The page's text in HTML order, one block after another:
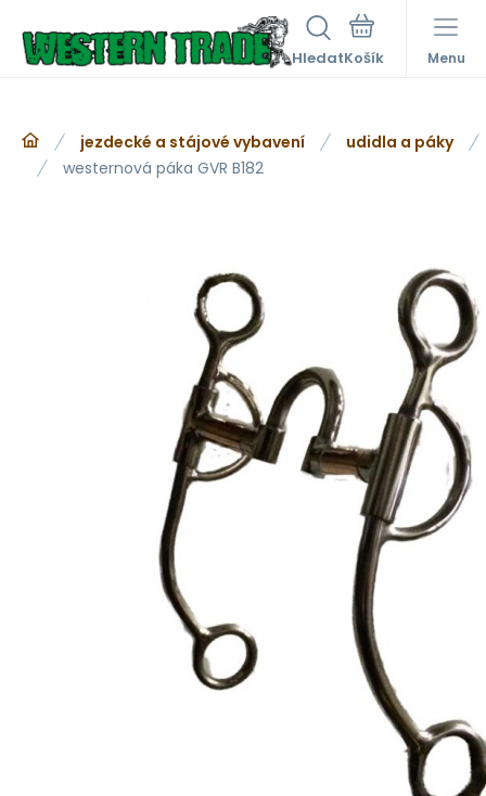
Hledat Menu
jezdecké a stájové vybavení
udidla a páky
westernová páka GVR B182